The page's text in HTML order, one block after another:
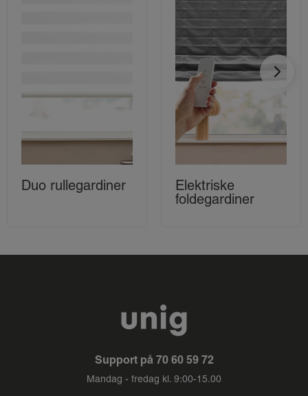
Duo rullegardiner
Elektriske
foldegardiner
Support på 70 60 59 72
Mandag - fredag kl. 9:00-15.00